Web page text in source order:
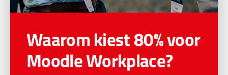
Waarom kiest 80% voor
Moodle Workplace?